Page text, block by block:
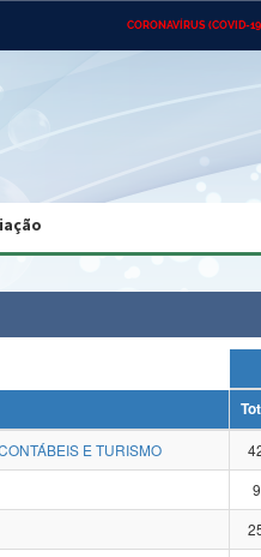
CORONAVÍRUS (COVID-
Ministério do Desenvolvimento
Regional
Advocacia-Geral da União
E TURISMO
9